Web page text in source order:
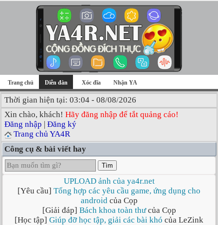
Trang chủ Diễn đàn Xóc đĩa Nhận YA
Thời gian hiện tại: 03:04 - 08/08/2026
Xin chào, khách! Hãy đăng nhập để tắt quảng cáo!
Đăng nhập | Đăng ký
Trang chủ YA4R
Công cụ & bài viết hay
Tìm
UPLOAD ảnh của ya4r.net
[Yêu cầu] Tổng hợp các yêu cầu game, ứng dụng cho
androidcủa Cọp
[Giải đáp] Bách khoa toàn thưcủa Cọp
[Học tập] Giúp đỡ học tập, giải các bài khó của LeZink